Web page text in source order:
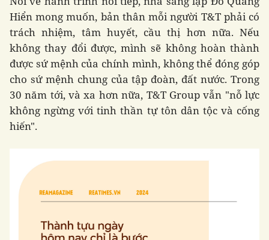
Hiển mong muốn, bản thân mỗi người T&T phải có
trách nhiệm, tâm huyết, cầu thị hơn nữa. Nếu
không thay đổi được, mình sẽ không hoàn thành
được sứ mệnh của chính mình, không thể đóng góp
cho sứ mệnh chung của tập đoàn, đất nước. Trong
30 năm tới, và xa hơn nữa, T&T Group vẫn "nỗ lực
không ngừng với tinh thần tự tôn dân tộc và cống
hiến".